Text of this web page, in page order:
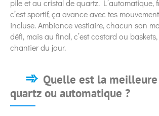
pile et au cristal de quartz. L’automatique,
c’est sportif, ça avance avec tes
incluse. Ambiance vestiaire, chacun son
défi, mais au final, c’est costard ou
chantier du jour.
Quelle est la
quartz ou automatique ?